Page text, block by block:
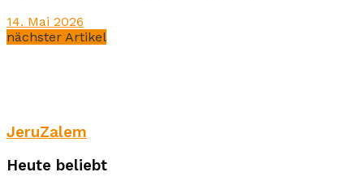
14. Mai 2026
nächster Artikel
JeruZalem
Heute beliebt